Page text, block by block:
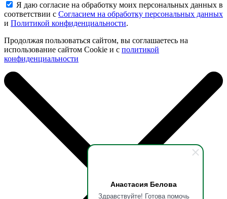
Анастасия Белова
Здравствуйте! Готова помочь
Я даю согласие на обработку моих персональных данных в
соответствии с Согласием на обработку персональных данных
и Политикой конфиденциальности.
Продолжая пользоваться сайтом, вы соглашаетесь на
использование сайтом Cookie и с политикой
конфиденциальности